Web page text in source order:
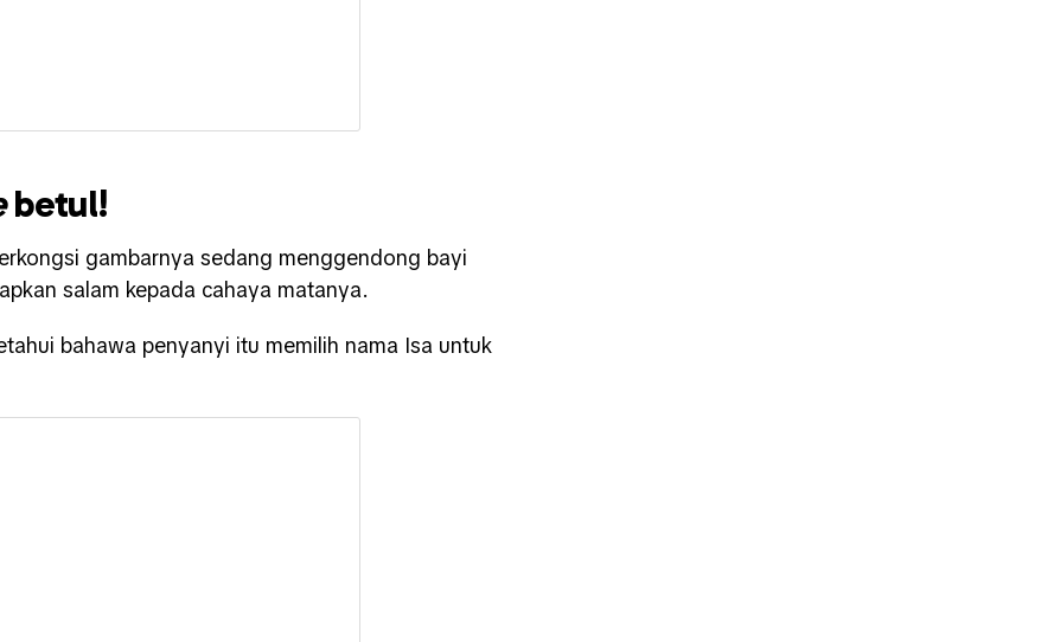
betul!
gambarnya sedang menggendong bayi
salam kepada cahaya matanya.
bahawa penyanyi itu memilih nama Isa untuk